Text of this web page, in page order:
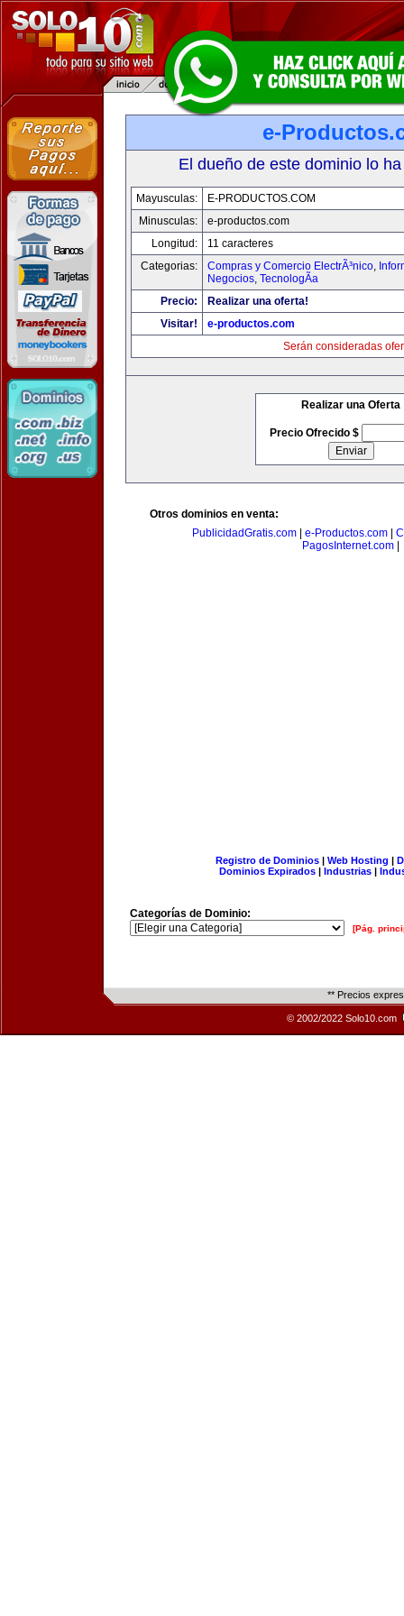
e-
El dueño de este dominio lo
Mayusculas:
E-PRODUCTOS.COM
Minusculas:
e-productos.com
Longitud:
11 caracteres
Categorias:
Compras y Comercio ElectrÃ³nico,
Negocios, TecnologÃ­a
Precio:
Realizar una oferta!
Visitar!
e-productos.com
Serán consideradas
Realizar una Oferta
Precio Ofrecido $
Otros dominios en venta:
PublicidadGratis.com
e-Productos.com
PagosInternet.com
Registro de Dominios| Web Hosting |
Dominios Expirados | Industrias |
Categorías de Dominio:
[Pág.
** Precios
© 2002/2022 Solo10.com